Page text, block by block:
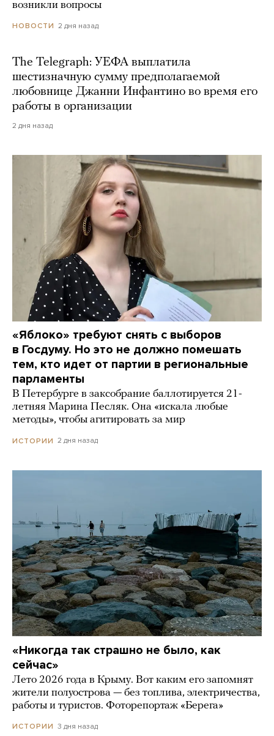
возникли вопросы
НОВОСТИ 2 дня назад
The Telegraph: УЕФА выплатила
шестизначную сумму предполагаемой
любовнице Джанни Инфантино во время его
работы в организации
2 дня назад
«Яблоко» требуют снять с выборов
в Госдуму. Но это не должно помешать
тем, кто идет от партии в региональные
парламенты
В Петербурге в заксобрание баллотируется 21-
летняя Марина Песляк. Она «искала любые
методы», чтобы агитировать за мир
ИСТОРИИ 2 дня назад
«Никогда так страшно не было, как
сейчас»
Лето 2026 года в Крыму. Вот каким его запомнят
жители полуострова — без топлива, электричества,
работы и туристов. Фоторепортаж «Берега»
ИСТОРИИ 3 дня назад